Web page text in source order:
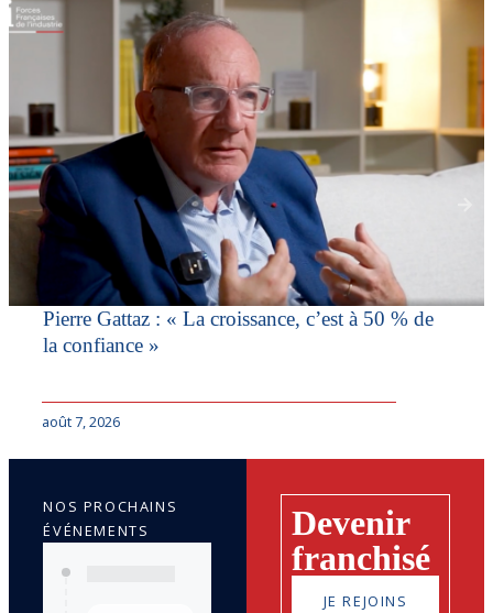
Pierre Gattaz : « La croissance, c’est à 50 % de
la confiance »
août 7, 2026
Devenir
franchisé
JE REJOINS
NOS PROCHAINS
ÉVÉNEMENTS